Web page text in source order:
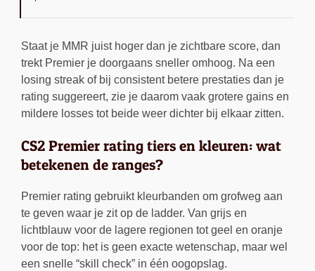
Staat je MMR juist hoger dan je zichtbare score, dan
trekt Premier je doorgaans sneller omhoog. Na een
losing streak of bij consistent betere prestaties dan je
rating suggereert, zie je daarom vaak grotere gains en
mildere losses tot beide weer dichter bij elkaar zitten.
CS2 Premier rating tiers en kleuren: wat
betekenen de ranges?
Premier rating gebruikt kleurbanden om grofweg aan
te geven waar je zit op de ladder. Van grijs en
lichtblauw voor de lagere regionen tot geel en oranje
voor de top: het is geen exacte wetenschap, maar wel
een snelle “skill check” in één oogopslag.